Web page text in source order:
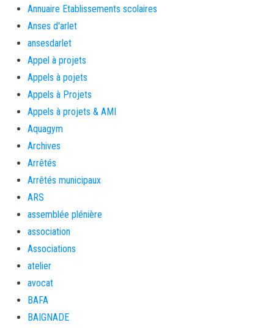
Annuaire Etablissements scolaires
Anses d'arlet
ansesdarlet
Appel à projets
Appels à pojets
Appels à Projets
Appels à projets & AMI
Aquagym
Archives
Arrêtés
Arrêtés municipaux
ARS
assemblée plénière
association
Associations
atelier
avocat
BAFA
BAIGNADE